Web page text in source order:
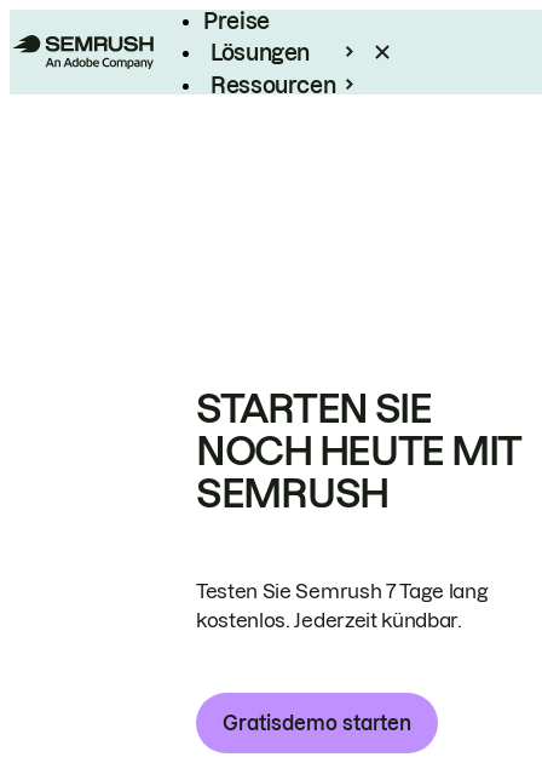
Preise
Lösungen
Ressourcen
STARTEN SIE
NOCH HEUTE MIT
SEMRUSH
Testen Sie Semrush 7 Tage lang
kostenlos. Jederzeit kündbar.
Gratisdemo starten